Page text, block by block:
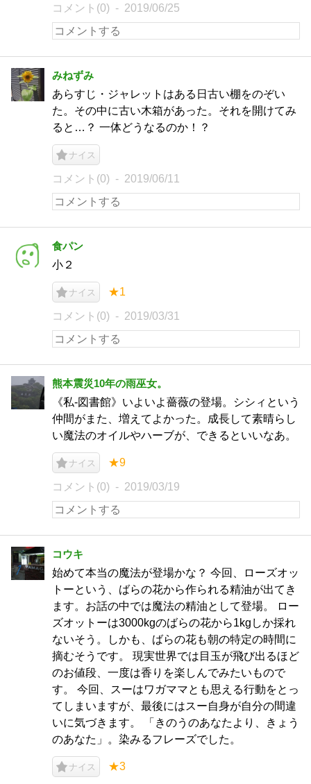
コメント(0) 2019/06/25
みねずみ
あらすじ・ジャレットはある日古い棚をのぞい
た。その中に古い木箱があった。それを開けてみ
ると…？ 一体どうなるのか！？
ナイス
コメント(0) 2019/06/11
食パン
小２
ナイス ★1
コメント(0) 2019/03/31
熊本震災10年の雨巫女。
《私-図書館》いよいよ薔薇の登場。シシィという
仲間がまた、増えてよかった。成長して素晴らし
い魔法のオイルやハーブが、できるといいなあ。
ナイス ★9
コメント(0) 2019/03/19
コウキ
始めて本当の魔法が登場かな？ 今回、ローズオッ
トーという、ばらの花から作られる精油が出てき
ます。お話の中では魔法の精油として登場。 ロー
ズオットーは3000kgのばらの花から1kgしか採れ
ないそう。しかも、ばらの花も朝の特定の時間に
摘むそうです。 現実世界では目玉が飛び出るほど
のお値段、一度は香りを楽しんでみたいもので
す。 今回、スーはワガママとも思える行動をとっ
てしまいますが、最後にはスー自身が自分の間違
いに気づきます。 「きのうのあなたより、きょう
のあなた」。染みるフレーズでした。
ナイス ★3